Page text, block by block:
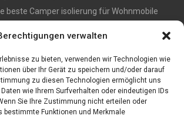
verwalten
zu bieten, verwenden wir Technologien wie
über Ihr Gerät zu speichern und/oder darauf
zu diesen Technologien ermöglicht uns
wie Ihrem Surfverhalten oder eindeutigen IDs
Sie Ihre Zustimmung nicht erteilen oder
bestimmte Funktionen und Merkmale
beste Camper isolierung für Wohnmobile
Gündüz
Anleitung zum Verfassen